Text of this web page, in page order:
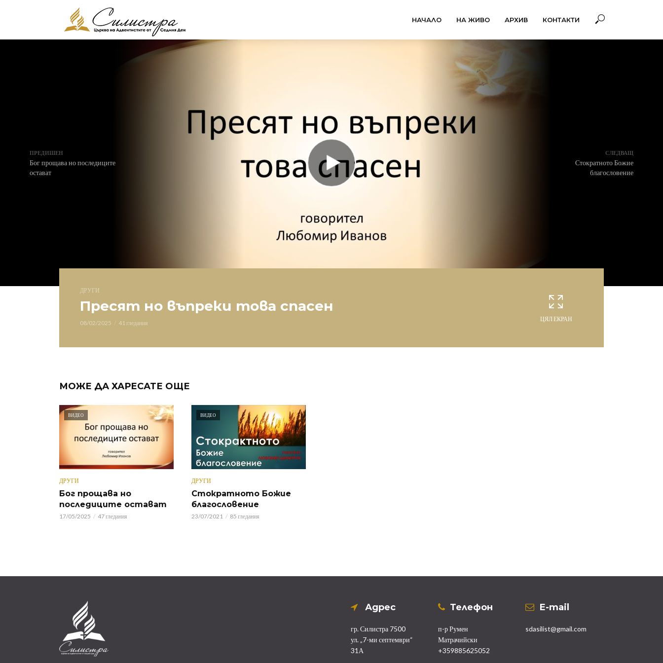
НАЧАЛО НА ЖИВО АРХИВ КОНТАКТИ
ПРЕДИШЕН
Бог прощава но последиците
остават
СЛЕДВАЩ
Стократното Божие
благословение
ДРУГИ
Пресят но въпреки това спасен
08/02/2025 41 гледания
ЦЯЛ ЕКРАН
МОЖЕ ДА ХАРЕСАТЕ ОЩЕ
ВИДЕО
ДРУГИ
Бог прощава но
последиците остават
17/05/2025 47 гледания
ВИДЕО
ДРУГИ
Стократното Божие
благословение
23/07/2021 85 гледания
Адрес
гр. Силистра 7500
ул. „7-ми септември“
31А
Телефон
п-р Румен
Матрачийски
+359885625052
Е-mail
sdasilist@gmail.com